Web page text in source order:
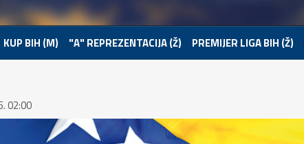
KUP BIH (M) "A" REPREZENTACIJA (Ž) PREMIJER LIGA BIH (Ž)
02:00